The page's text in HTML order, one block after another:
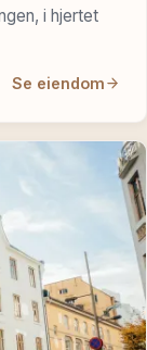
i hjertet
Se eiendom